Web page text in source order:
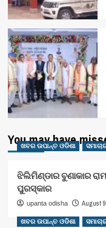
You may have
ଖବର ଉପାନ୍ତ ଓଡିଶା
ଝିଲିମିଣ୍ଡାର ବୁଣାକାର
ପୁରସ୍କାର
upanta odisha August
ଖବର ଉପାନ୍ତ ଓଡିଶା